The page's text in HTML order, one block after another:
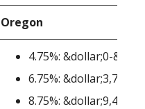
Oregon
4.75%: &dollar;0-
6.75%: &dollar;3,751-
8.75%: &dollar;9,451-